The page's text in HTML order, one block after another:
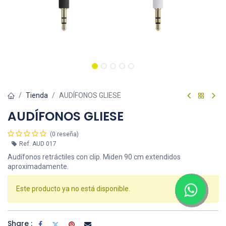
Tienda AUDÍFONOS GLIESE
AUDÍFONOS GLIESE
(0 reseña)
Ref. AUD 017
Audífonos retráctiles con clip. Miden 90 cm extendidos
aproximadamente.
Este producto ya no está disponible.
Share :